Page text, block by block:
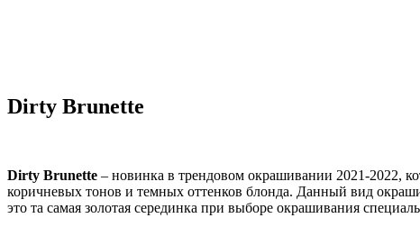
Dirty Brunette
Dirty Brunette – новинка в трендовом окрашивании 2021-2022,
коричневых тонов и темных оттенков блонда. Данный вид
это та самая золотая серединка при выборе окрашивания